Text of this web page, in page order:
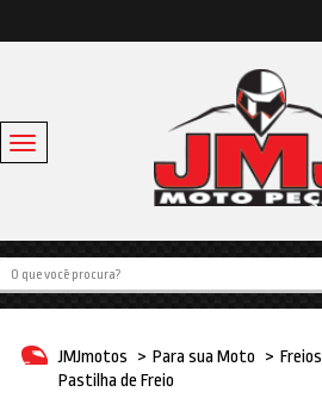
Toggle
navigation
Baús e Bagageiros
Capacetes
Linha Bike
JMJmotos > Para sua Moto > Freios
Pastilha de Freio